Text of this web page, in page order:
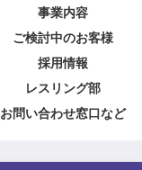
事業内容
ご検討中のお客様
採用情報
レスリング部
お問い合わせ窓口など